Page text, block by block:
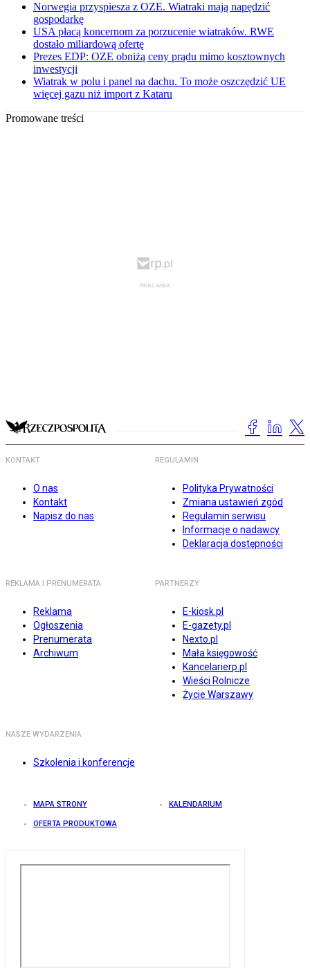
Norwegia przyspiesza z OZE. Wiatraki mają napędzić
gospodarkę
USA płacą koncernom za porzucenie wiatraków. RWE
dostało miliardową ofertę
Prezes EDP: OZE obniżą ceny prądu mimo kosztownych
inwestycji
Wiatrak w polu i panel na dachu. To może oszczędzić UE
więcej gazu niż import z Kataru
Promowane treści
KONTAKT
O nas
Kontakt
Napisz do nas
REGULAMIN
Polityka Prywatności
Zmiana ustawień zgód
Regulamin serwisu
Informacje o nadawcy
Deklaracja dostępności
REKLAMA I PRENUMERATA
Reklama
Ogłoszenia
Prenumerata
Archiwum
PARTNERZY
E-kiosk.pl
E-gazety.pl
Nexto.pl
Mała księgowość
Kancelarierp.pl
Wieści Rolnicze
Życie Warszawy
NASZE WYDARZENIA
Szkolenia i konferencje
MAPA STRONY KALENDARIUM
OFERTA PRODUKTOWA